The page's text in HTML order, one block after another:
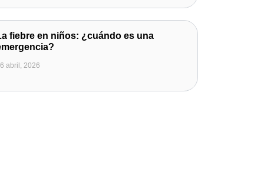
fiebre en niños: ¿cuándo es una
abril, 2026